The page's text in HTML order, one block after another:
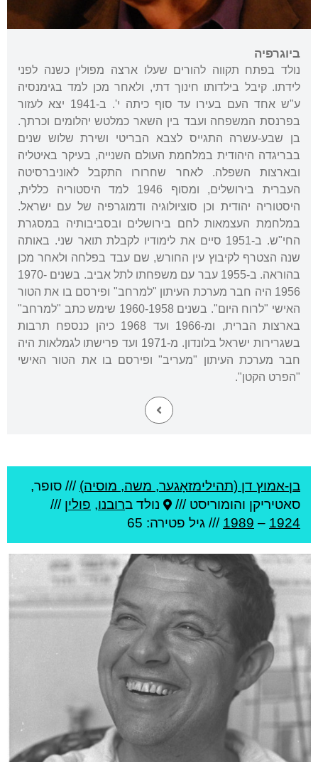
ביוגרפיה
נולד בפתח תקווה להורים שעלו ארצה מפולין כשנה לפני
לידתו. קיבל בילדותו חינוך דתי, ולאחר מכן למד בגימנסיה
ע"ש אחד העם בעירו עד סוף כיתה י'. ב-1941 יצא לעזור
בפרנסת המשפחה ועבד בין השאר כמלטש יהלומים וכרתך.
בן שבע-עשרה התגייס לצבא הבריטי ושירת שלוש שנים
בבריגדה היהודית במלחמת העולם השנייה, בעיקר באיטליה
ובארצות השפלה. לאחר שחרורו התקבל לאוניברסיטה
העברית בירושלים, ומסוף 1946 למד היסטוריה כללית,
היסטוריה יהודית וכן סוציולוגיה ודמוגרפיה של עם ישראל.
במלחמת העצמאות לחם בירושלים ובסביבותיה במסגרת
החי"ש. ב-1951 סיים את לימודיו לקבלת תואר שני. באותה
שנה הצטרף לקיבוץ עין החורש, שם עבד בפלחה ולאחר מכן
בהוראה. ב-1955 עבר עם משפחתו לתל אביב. בשנים 1970-
1956 היה חבר מערכת העיתון "למרחב" ופירסם בו את הטור
האישי "לרוח היום". בשנים 1960-1958 שימש כתב "למרחב"
בארצות הברית, ומ-1966 ועד 1968 כיהן כנספח תרבות
בשגרירות ישראל בלונדון. מ-1971 ועד פרישתו לגמלאות היה
חבר מערכת העיתון "מעריב" ופירסם בו את הטור האישי
"הפרט הקטן".
בן-אמוץ דן (תהילימזאָגער, משה, מוסיה) /// סופר,
סאטיריקן והומוריסט ///
נולד ברובנו, פולין ///
1924
–
1989 /// גיל פטירה: 65